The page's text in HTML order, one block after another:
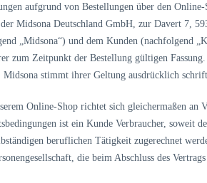
aufgrund von Bestellungen über den
Midsona Deutschland GmbH, zur Davert 7,
„Midsona“) und dem Kunden (nachfolgend
zum Zeitpunkt der Bestellung gültigen
Midsona stimmt ihrer Geltung ausdrücklich
Online-Shop richtet sich gleichermaßen
ist ein Kunde Verbraucher, soweit
beruflichen Tätigkeit zugerechnet
die beim Abschluss des